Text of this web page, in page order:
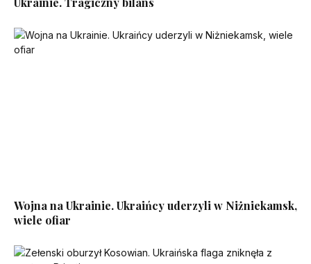
Wojna na Ukrainie. Ukraińcy uderzyli w Niżniekamsk,
wiele ofiar